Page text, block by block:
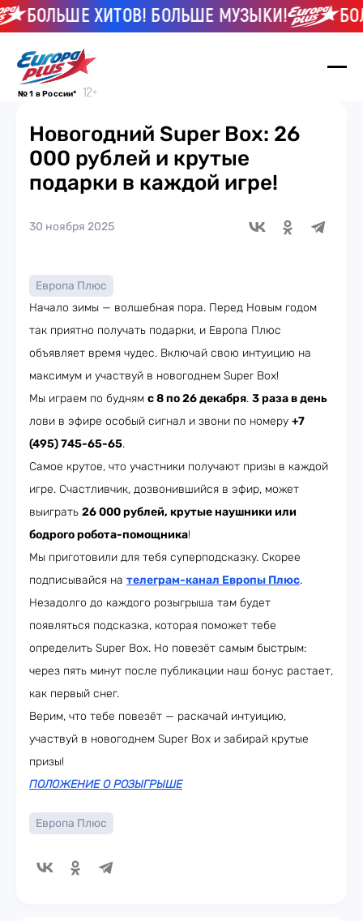
БОЛЬШЕ ХИТОВ! БОЛЬШЕ МУЗЫКИ!
№ 1 в России*
Новогодний Super Box: 26
000 рублей и крутые
подарки в каждой игре!
30 ноября 2025
Европа Плюс
Начало зимы — волшебная пора. Перед Новым годом
так приятно получать подарки, и Европа Плюс
объявляет время чудес. Включай свою интуицию на
максимум и участвуй в новогоднем Super Box!
Мы играем по будням с 8 по 26 декабря. 3 раза в день
лови в эфире особый сигнал и звони по номеру +7
(495) 745-65-65.
Самое крутое, что участники получают призы в каждой
игре. Счастливчик, дозвонившийся в эфир, может
выиграть 26 000 рублей, крутые наушники или
бодрого робота-помощника!
Мы приготовили для тебя суперподсказку. Скорее
подписывайся на телеграм-канал Европы Плюс.
Незадолго до каждого розыгрыша там будет
появляться подсказка, которая поможет тебе
определить Super Box. Но повезёт самым быстрым:
через пять минут после публикации наш бонус растает,
как первый снег.
Верим, что тебе повезёт — раскачай интуицию,
участвуй в новогоднем Super Box и забирай крутые
призы!
ПОЛОЖЕНИЕ О РОЗЫГРЫШЕ
Европа Плюс